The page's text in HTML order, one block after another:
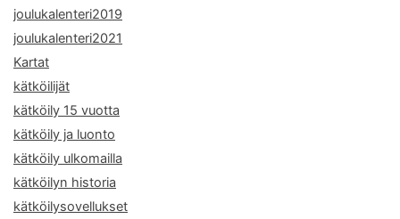
joulukalenteri2019
joulukalenteri2021
Kartat
kätköilijät
kätköily 15 vuotta
kätköily ja luonto
kätköily ulkomailla
kätköilyn historia
kätköilysovellukset